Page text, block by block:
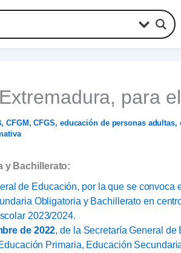
para
,CFGM,CFGS, educación de personas adultas,
y Bachillerato:
de Educación, por la que se convoca
Obligatoria y Bachillerato en
2023/2024.
de 2022, de la Secretaría General de
Primaria, Educación